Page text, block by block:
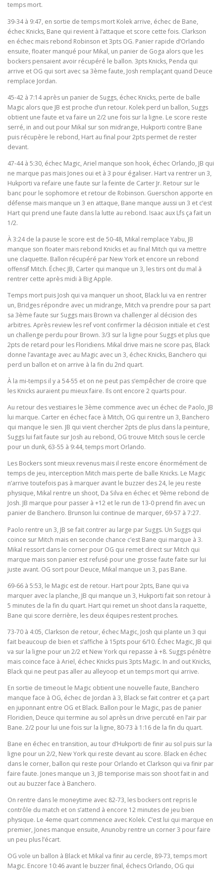
temps mort.
39-34 à 9:47, en sortie de temps mort Kolek arrive, échec de Bane,
échec Knicks, Bane qui revient à l’attaque et score cette fois. Clarkson
en échec mais rebond Robinson et 3pts OG. Panier rapide d’Orlando
ensuite, floater manqué pour Mikal, un panier de Goga alors que les
bockers pensaient avoir récupéré le ballon. 3pts Knicks, Penda qui
arrive et OG qui sort avec sa 3ème faute, Josh remplaçant quand Deuce
remplace Jordan.
45-42 à 7:14 après un panier de Suggs, échec Knicks, perte de balle
Magic alors que JB est proche d’un retour. Kolek perd un ballon, Suggs
obtient une faute et va faire un 2/2 une fois sur la ligne. Le score reste
serré, in and out pour Mikal sur son midrange, Hukporti contre Bane
puis récupère le rebond, Hart au final pour 2pts permet de rester
devant.
47-44 à 5:30, échec Magic, Ariel manque son hook, échec Orlando, JB qui
ne marque pas mais Jones oui et à 3 pour égaliser. Hart va rentrer un 3,
Hukporti va refaire une faute sur la feinte de Carter Jr. Retour sur le
banc pour le sophomore et retour de Robinson. Guerschon apporte en
défense mais manque un 3 en attaque, Bane manque aussi un 3 et c’est
Hart qui prend une faute dans la lutte au rebond. Isaac aux Lfs ça fait un
1/2.
À 3:24 de la pause le score est de 50-48, Mikal remplace Yabu, JB
manque son floater mais rebond Knicks et au final Mitch qui va mettre
une claquette. Ballon récupéré par New York et encore un rebond
offensif Mitch. Échec JB, Carter qui manque un 3, les tirs ont du mal à
rentrer cette après midi à Big Apple.
Temps mort puis Josh qui va manquer un shoot, Black lui va en rentrer
un, Bridges répondre avec un midrange, Mitch va prendre pour sa part
sa 3ème faute sur Suggs mais Brown va challenger al décision des
arbitres. Après review les ref vont confirmer la décision initiale et c’est
un challenge perdu pour Brown. 3/3 sur la ligne pour Suggs et plus que
2pts de retard pour les Floridiens. Mikal drive mais ne score pas, Black
donne l’avantage avec au Magic avec un 3, échec Knicks, Banchero qui
perd un ballon et on arrive à la fin du 2nd quart.
À la mi-temps il y a 54-55 et on ne peut pas s’empêcher de croire que
les Knicks auraient pu mieux faire. Ils ont encore 2 quarts pour.
Au retour des vestiaires le 3ème commence avec un échec de Paolo, JB
lui marque. Carter en échec face à Mitch, OG qui rentre un 3, Banchero
qui manque le sien. JB qui vient chercher 2pts de plus dans la peinture,
Suggs lui fait faute sur Josh au rebond, OG trouve Mitch sous le cercle
pour un dunk, 63-55 à 9:44, temps mort Orlando.
Les Bockers sont mieux revenus mais il reste encore énormément de
temps de jeu, interception Mitch mais perte de balle Knicks. Le Magic
n’arrive toutefois pas à marquer avant le buzzer des 24, le jeu reste
physique, Mikal rentre un shoot, Da Silva en échec et 9ème rebond de
Josh. JB marque pour passer à +12 et le run de 13-0 prend fin avec un
panier de Banchero. Brunson lui continue de marquer, 69-57 à 7:27.
Paolo rentre un 3, JB se fait contrer au large par Suggs. Un Suggs qui
coince sur Mitch mais en seconde chance c’est Bane qui marque à 3.
Mikal ressort dans le corner pour OG qui remet direct sur Mitch qui
marque mais son panier est refusé pour une grosse faute faite sur lui
juste avant. OG sort pour Deuce, Mikal manque un 3, pas Bane.
69-66 à 5:53, le Magic est de retour. Hart pour 2pts, Bane qui va
marquer avec la planche, JB qui manque un 3, Hukporti fait son retour à
5 minutes de la fin du quart. Hart qui remet un shoot dans la raquette,
Bane qui score derrière, les deux équipes restent proches.
73-70 à 4:05, Clarkson de retour, échec Magic, Josh qui plante un 3 qui
fait beaucoup de bien et s’affiche à 15pts pour 6/10. Échec Magic, JB qui
va sur la ligne pour un 2/2 et New York qui repasse à +8. Suggs pénètre
mais coince face à Ariel, échec Knicks puis 3pts Magic. In and out Knicks,
Black qui ne peut pas aller au alleyoop et un temps mort qui arrive.
En sortie de timeout le Magic obtient une nouvelle faute, Banchero
manque face à OG, échec de Jordan à 3, Black se fait contrer et ça part
en juponnant entre OG et Black. Ballon pour le Magic, pas de panier
Floridien, Deuce qui termine au sol après un drive percuté en l’air par
Bane. 2/2 pour lui une fois sur la ligne, 80-73 à 1:16 de la fin du quart.
Bane en échec en transition, au tour d’Hukporti de finir au sol puis sur la
ligne pour un 2/2, New York qui reste devant au score. Black en échec
dans le corner, ballon qui reste pour Orlando et Clarkson qui va finir par
faire faute. Jones manque un 3, JB temporise mais son shoot fait in and
out au buzzer face à Banchero.
On rentre dans le moneytime avec 82-73, les bockers ont repris le
contrôle du match et on s’attend à encore 12 minutes de jeu bien
physique. Le 4eme quart commence avec Kolek. C’est lui qui marque en
premier, Jones manque ensuite, Anunoby rentre un corner 3 pour faire
un peu plus l’écart.
OG vole un ballon à Black et Mikal va finir au cercle, 89-73, temps mort
Magic. Encore 10:46 avant le buzzer final, échecs Orlando, OG qui